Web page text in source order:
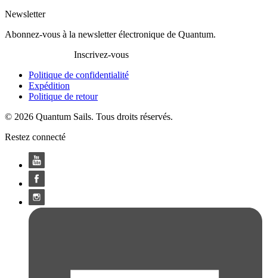
Newsletter
Abonnez-vous à la newsletter électronique de Quantum.
Inscrivez-vous
Politique de confidentialité
Expédition
Politique de retour
© 2026 Quantum Sails. Tous droits réservés.
Restez connecté